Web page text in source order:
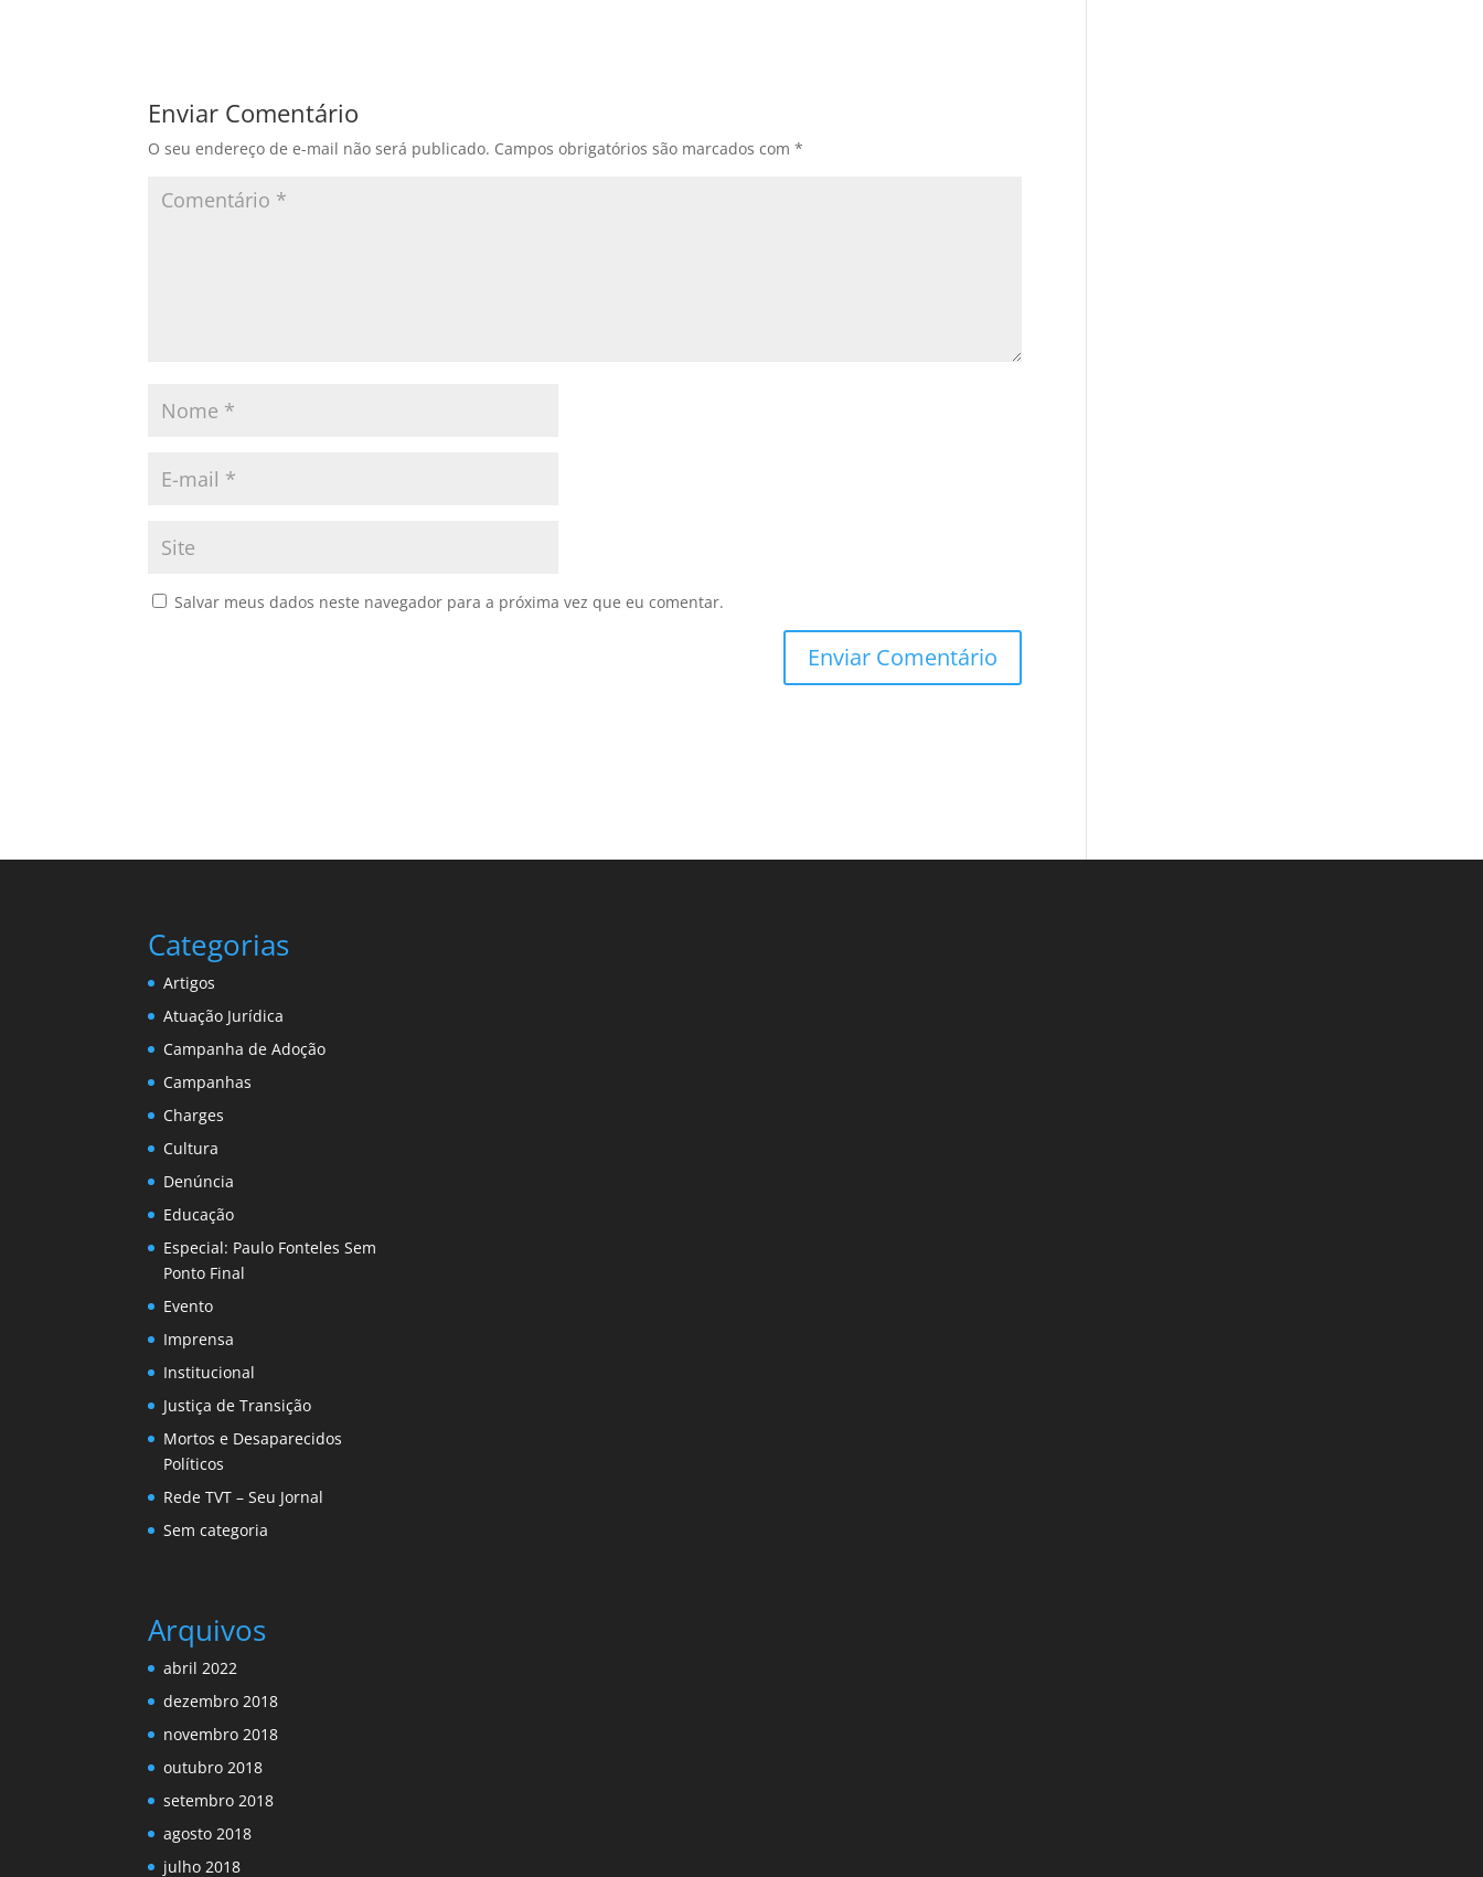
Enviar Comentário
O seu endereço de e-mail não será publicado. Campos obrigatórios são marcados com*
Salvar meus dados neste navegador para a próxima vez que eu comentar.
Categorias
Artigos
Atuação Jurídica
Campanha de Adoção
Campanhas
Charges
Cultura
Denúncia
Educação
Especial: Paulo Fonteles Sem
Ponto Final
Evento
Imprensa
Institucional
Justiça de Transição
Mortos e Desaparecidos
Políticos
Rede TVT – Seu Jornal
Sem categoria
Arquivos
abril 2022
dezembro 2018
novembro 2018
outubro 2018
setembro 2018
agosto 2018
julho 2018